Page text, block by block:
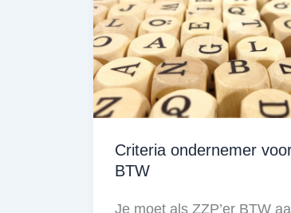
Criteria ondernemer
BTW
Je moet als ZZP’er BTW